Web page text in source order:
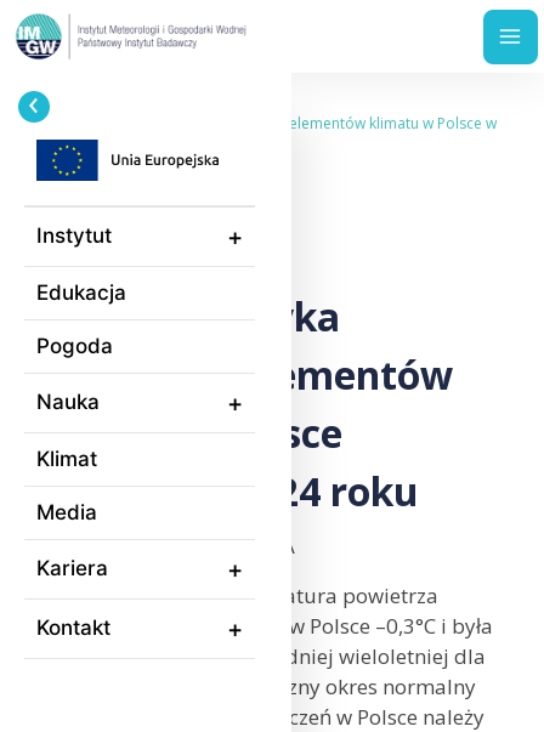
Przejdź
do
treści
Instytut
Edukacja
Pogoda
Nauka
Klimat
Media
Kariera
Kontakt
Ścieżka
nawigacyjnaCharakterystyka wybranych elementów klimatu w Polsce w
styczniu 2024 roku
14.02.2024
Charakterystyka
wybranych elementów
klimatu w Polsce
w styczniu 2024 roku
TEMPERATURA POWIETRZA
Średnia obszarowa temperatura powietrza
w styczniu 2024 r. wyniosła w Polsce –0,3°C i była
o 0,9 stopnia wyższa od średniej wieloletniej dla
tego miesiąca (klimatologiczny okres normalny
1991-2020). Tegoroczny styczeń w Polsce należy